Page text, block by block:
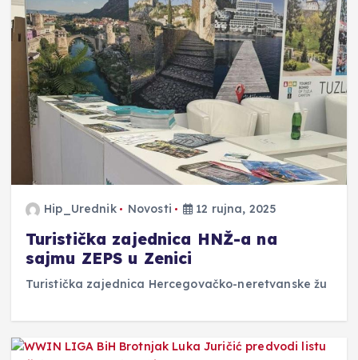
Hip_Urednik Novosti 12 rujna, 2025
Turistička zajednica HNŽ-a na
sajmu ZEPS u Zenici
Turistička zajednica Hercegovačko-neretvanske žu